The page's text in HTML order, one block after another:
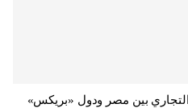
التجاري بين مصر ودول «بريكس»